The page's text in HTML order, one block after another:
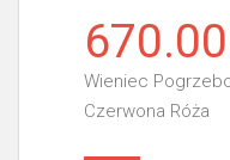
670.00
Wieniec
Czerwona Róża